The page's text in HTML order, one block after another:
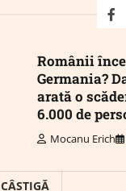
Românii
Germania?
arată o
6.000 de
Mocanu Erich
CÂȘTIGĂ